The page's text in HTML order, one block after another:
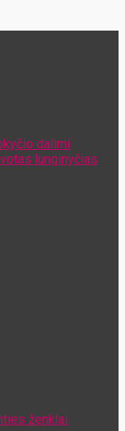
dalimi
lunginyčias
ženklai